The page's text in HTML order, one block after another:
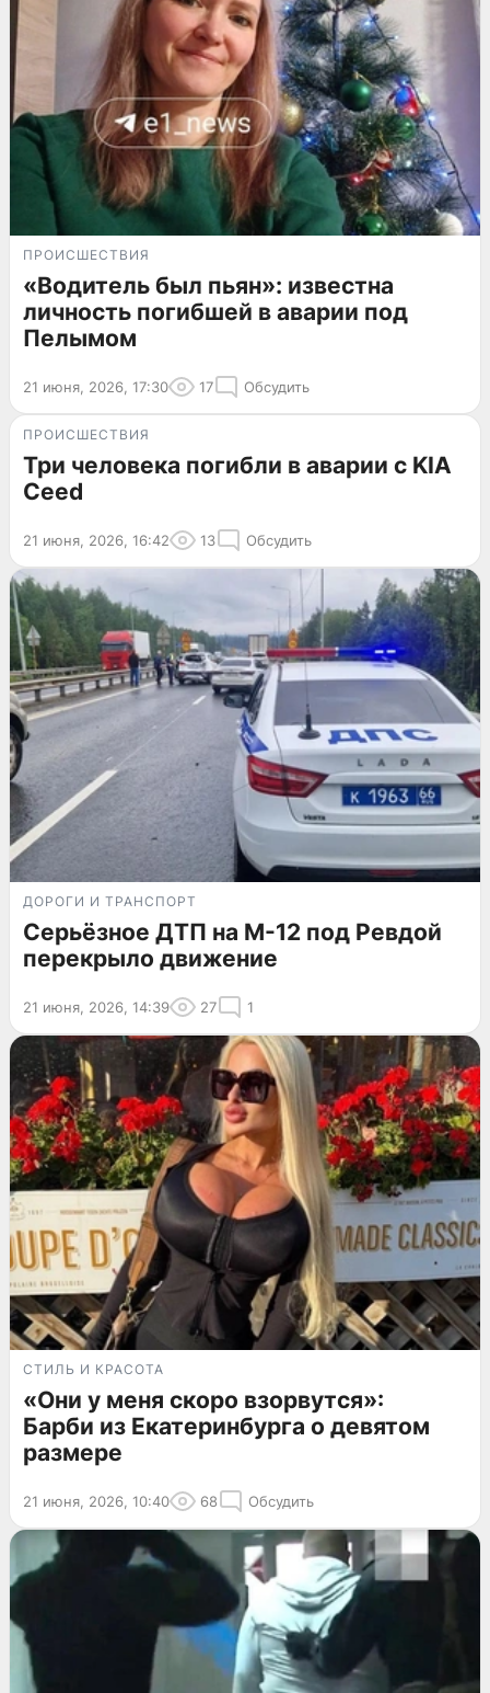
ПРОИСШЕСТВИЯ
«Водитель был пьян»: известна
личность погибшей в аварии под
Пелымом
21 июня, 2026, 17:30 17 Обсудить
ПРОИСШЕСТВИЯ
Три человека погибли в аварии с KIA
Ceed
21 июня, 2026, 16:42 13 Обсудить
ДОРОГИ И ТРАНСПОРТ
Серьёзное ДТП на М-12 под Ревдой
перекрыло движение
21 июня, 2026, 14:39 27 1
СТИЛЬ И КРАСОТА
«Они у меня скоро взорвутся»:
Барби из Екатеринбурга о девятом
размере
21 июня, 2026, 10:40 68 Обсудить